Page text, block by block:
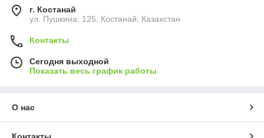
г. Костанай
ул. Пушкина, 125, Костанай, Казахстан
Контакты
Сегодня выходной
Показать весь график работы
О нас